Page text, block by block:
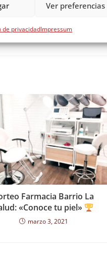
Ver preferencias
de privacidadImpressum
en práctica para mantener
con nuestro servicio de
Farmacia Barrio La
«Conoce tu piel»
marzo 3, 2021